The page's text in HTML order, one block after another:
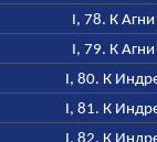
I, 78. К Агни
I, 79. К Агни
I, 80. К
I, 81. К
I, 82. К